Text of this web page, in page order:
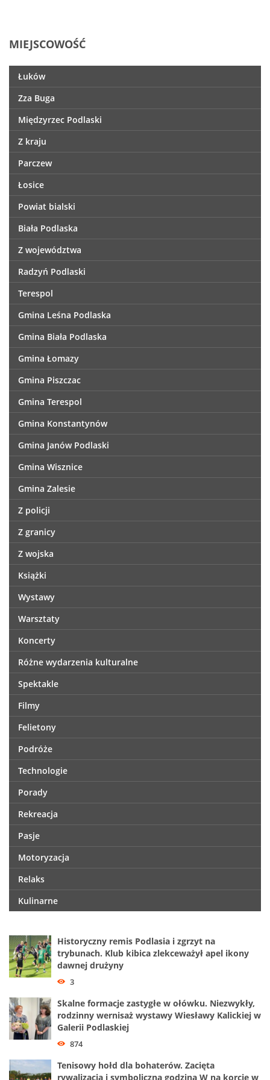
MIEJSCOWOŚĆ
Łuków
Zza Buga
Międzyrzec Podlaski
Z kraju
Parczew
Łosice
Powiat bialski
Biała Podlaska
Z województwa
Radzyń Podlaski
Terespol
Gmina Leśna Podlaska
Gmina Biała Podlaska
Gmina Łomazy
Gmina Piszczac
Gmina Terespol
Gmina Konstantynów
Gmina Janów Podlaski
Gmina Wisznice
Gmina Zalesie
Z policji
Z granicy
Z wojska
Książki
Wystawy
Warsztaty
Koncerty
Różne wydarzenia kulturalne
Spektakle
Filmy
Felietony
Podróże
Technologie
Porady
Rekreacja
Pasje
Motoryzacja
Relaks
Kulinarne
Historyczny remis Podlasia i zgrzyt na
trybunach. Klub kibica zlekceważył apel ikony
dawnej drużyny
3
Skalne formacje zastygłe w ołówku. Niezwykły,
rodzinny wernisaż wystawy Wiesławy Kalickiej w
Galerii Podlaskiej
874
Tenisowy hołd dla bohaterów. Zacięta
rywalizacja i symboliczna godzina W na korcie w